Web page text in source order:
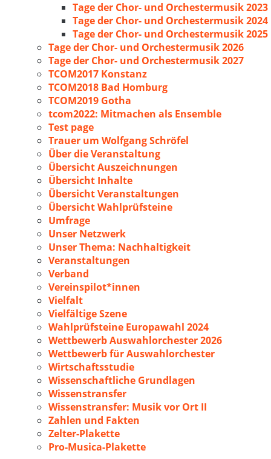
Tage der Chor- und Orchestermusik 2023
Tage der Chor- und Orchestermusik 2024
Tage der Chor- und Orchestermusik 2025
Tage der Chor- und Orchestermusik 2026
Tage der Chor- und Orchestermusik 2027
TCOM2017 Konstanz
TCOM2018 Bad Homburg
TCOM2019 Gotha
tcom2022: Mitmachen als Ensemble
Test page
Trauer um Wolfgang Schröfel
Über die Veranstaltung
Übersicht Auszeichnungen
Übersicht Inhalte
Übersicht Veranstaltungen
Übersicht Wahlprüfsteine
Umfrage
Unser Netzwerk
Unser Thema: Nachhaltigkeit
Veranstaltungen
Verband
Vereinspilot*innen
Vielfalt
Vielfältige Szene
Wahlprüfsteine Europawahl 2024
Wettbewerb Auswahlorchester 2026
Wettbewerb für Auswahlorchester
Wirtschaftsstudie
Wissenschaftliche Grundlagen
Wissenstransfer
Wissenstransfer: Musik vor Ort II
Zahlen und Fakten
Zelter-Plakette
Pro-Musica-Plakette